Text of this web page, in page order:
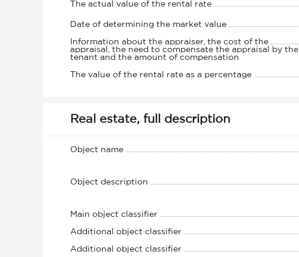
The actual value of the rental rate
Date of determining the market value
Information about the appraiser, the cost of the
appraisal, the need to compensate the appraisal by the
tenant and the amount of compensation
The value of the rental rate as a percentage
Real estate, full description
Object name
Object description
Main object classifier
Additional object classifier
Additional object classifier